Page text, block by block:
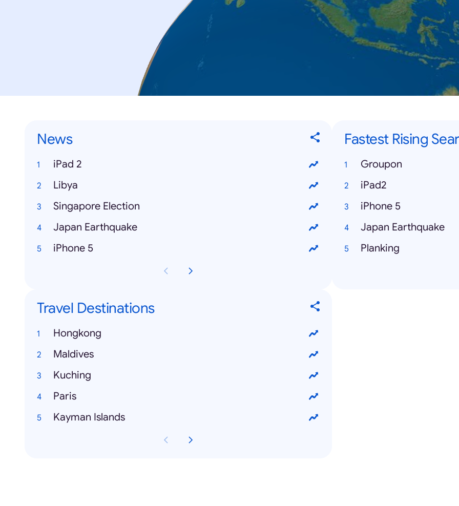
News
iPad 2
Libya
Singapore Election
Japan Earthquake
iPhone 5
Fastest Rising
Groupon
iPad2
iPhone 5
Japan Earthquake
Planking
Travel Destinations
Hongkong
Maldives
Kuching
Paris
Kayman Islands